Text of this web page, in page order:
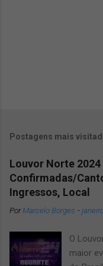
Postagens mais
Louvor Norte
Confirmadas/
Ingressos, Local
PorMarcelo Borges -
O
maior